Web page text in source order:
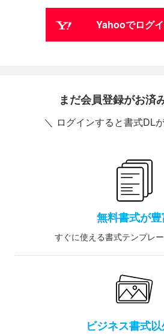
Yahooでログ
まだ会員登録がお済
＼ ログインすると書式DL
無料書式が豊
すぐに使える書式テンプレ
ビジネス書式